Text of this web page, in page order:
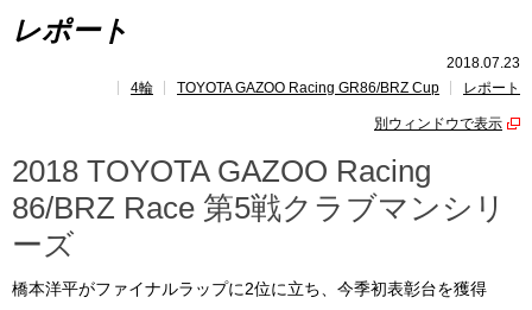
GAZOO Racing GR86/BRZ Cupとは?
レース開催 スケジュール
レポート
2018.07.23
4輪
TOYOTA GAZOO Racing GR86/BRZ Cup レポート
別ウィンドウで表示
2018 TOYOTA GAZOO Racing
86/BRZ Race 第5戦クラブマンシリ
ーズ
橋本洋平がファイナルラップに2位に立ち、今季初表彰台を獲得